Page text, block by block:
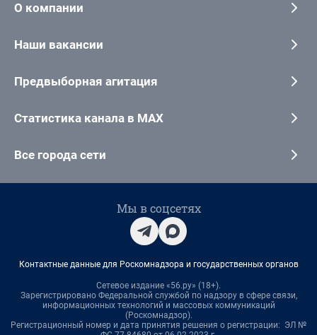
О компании
Наши вакансии
Предвыборная агитация
Статистика канала в MAX
Все города сети
Мы в соцсетях
Контактные данные для Роскомнадзора и государственных органов
Сетевое издание «56.ру» (18+).
Зарегистрировано Федеральной службой по надзору в сфере связи,
информационных технологий и массовых коммуникаций
(Роскомнадзор).
Регистрационный номер и дата принятия решения о регистрации: ЭЛ №